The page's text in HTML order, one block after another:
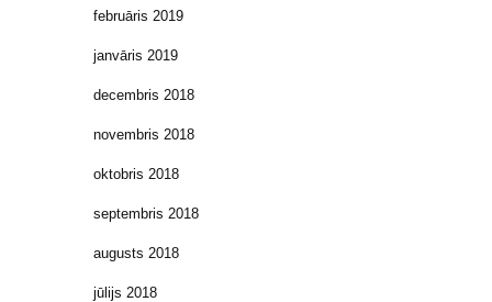
februāris 2019
janvāris 2019
decembris 2018
novembris 2018
oktobris 2018
septembris 2018
augusts 2018
jūlijs 2018